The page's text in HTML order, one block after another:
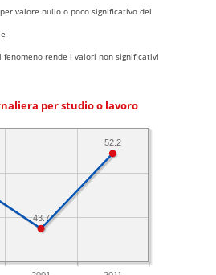
valore nullo o poco significativo del
fenomeno rende i valori non significativi
per studio o lavoro
52.2
43.7